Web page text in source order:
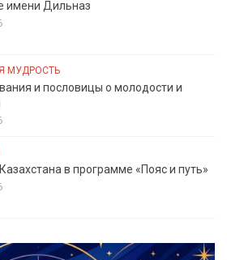
имени Дильназ
МУДРОСТЬ
и пословицы о молодости и
в программе «Пояс и путь»